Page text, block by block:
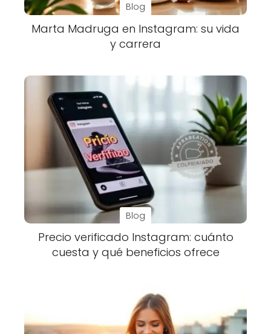
Blog
Marta Madruga en Instagram: su vida
y carrera
Blog
Precio verificado Instagram: cuánto
cuesta y qué beneficios ofrece